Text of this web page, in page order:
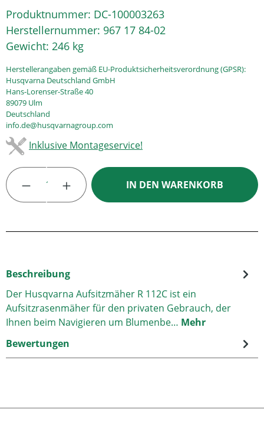
Produktnummer: DC-100003263
Herstellernummer: 967 17 84-02
Gewicht: 246 kg
Herstellerangaben gemäß EU-Produktsicherheitsverordnung (GPSR):
Husqvarna Deutschland GmbH
Hans-Lorenser-Straße 40
89079 Ulm
Deutschland
info.de@husqvarnagroup.com
Inklusive Montageservice!
Produkt Anzahl: Gib den gewünschten
IN DEN WARENKORB
Beschreibung
Der Husqvarna Aufsitzmäher R 112C ist ein
Aufsitzrasenmäher für den privaten Gebrauch, der
Ihnen beim Navigieren um Blumenbe… Mehr
Bewertungen